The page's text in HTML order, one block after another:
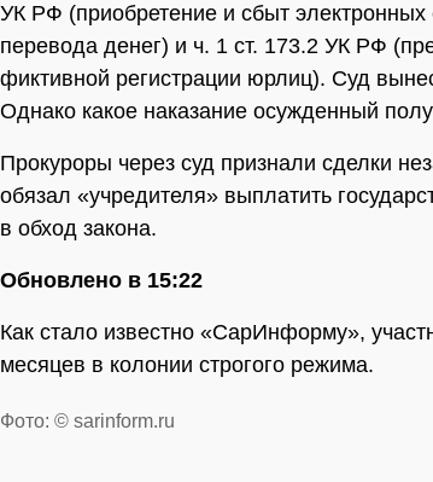
УК РФ (приобретение и сбыт электронных
перевода денег) и ч. 1 ст. 173.2 УК РФ
фиктивной регистрации юрлиц). Суд
Однако какое наказание осужденный
Прокуроры через суд признали сделки
обязал «учредителя» выплатить
в обход закона.
Обновлено в 15:22
Как стало известно «СарИнформу»,
месяцев в колонии строгого режима.
Фото: © sarinform.ru